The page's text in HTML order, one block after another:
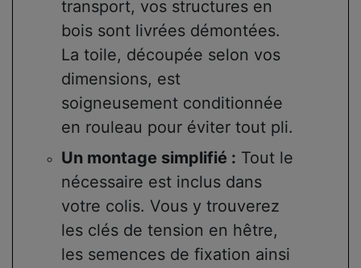
transport, vos structures en
bois sont livrées démontées.
La toile, découpée selon vos
dimensions, est
soigneusement conditionnée
en rouleau pour éviter tout pli.
Un montage simplifié : Tout le
nécessaire est inclus dans
votre colis. Vous y trouverez
les clés de tension en hêtre,
les semences de fixation ainsi